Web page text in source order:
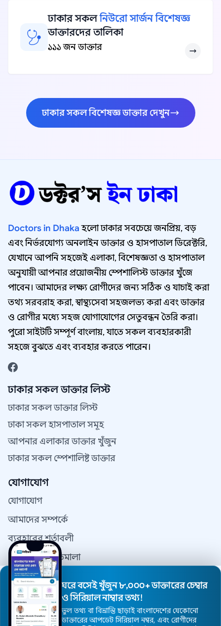
ঢাকার সকলনিউরো সার্জন বিশেষজ্ঞ
ডাক্তারদের তালিকা
১১১ জন ডাক্তার
ঢাকার সকল বিশেষজ্ঞ ডাক্তার দেখুন
Doctors in Dhakaহলো ঢাকার সবচেয়ে জনপ্রিয়, বড়
এবং নির্ভরযোগ্য অনলাইন ডাক্তার ও হাসপাতাল ডিরেক্টরি,
যেখানে আপনি সহজেই এলাকা, বিশেষজ্ঞতা ও হাসপাতাল
অনুযায়ী আপনার প্রয়োজনীয় স্পেশালিস্ট ডাক্তার খুঁজে
পাবেন। আমাদের লক্ষ্য রোগীদের জন্য সঠিক ও যাচাই করা
তথ্য সরবরাহ করা, স্বাস্থ্যসেবা সহজলভ্য করা এবং ডাক্তার
ও রোগীর মধ্যে সহজ যোগাযোগের সেতুবন্ধন তৈরি করা।
পুরো সাইটটি সম্পূর্ণ বাংলায়, যাতে সকল ব্যবহারকারী
সহজে বুঝতে এবং ব্যবহার করতে পারেন।
ঢাকার সকল ডাক্তার লিস্ট
ঢাকার সকল ডাক্তার লিস্ট
ঢাকা সকল হাসপাতাল সমূহ
আপনার এলাকার ডাক্তার খুঁজুন
ঢাকার সকল স্পেশালিষ্ট ডাক্তার
যোগাযোগ
যোগাযোগ
আমাদের সম্পর্কে
ব্যবহারের শর্তাবলী
গোপনীয়তা নীতিমালা
যোগাযোগ
ডাক্তার রেজিস্ট্রেশন
ঘরে বসেই খুঁজুন ৮,০০০+ ডাক্তারের চেম্বার
ও সিরিয়াল নাম্বার তথ্য!
ভুল তথ্য বা বিভ্রান্তি ছাড়াই বাংলাদেশের যেকোনো
ডাক্তারের আপডেট সিরিয়াল নম্বর, এবং রোগীদের